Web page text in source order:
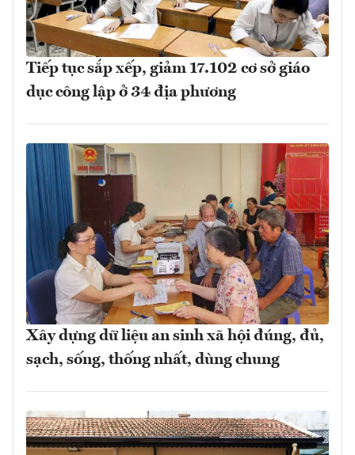
Tiếp tục sắp xếp, giảm 17.102 cơ sở giáo
dục công lập ở 34 địa phương
Xây dựng dữ liệu an sinh xã hội đúng, đủ,
sạch, sống, thống nhất, dùng chung